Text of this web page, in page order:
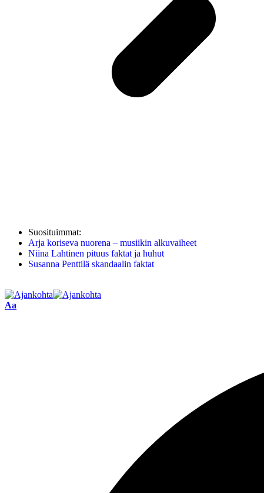
Suosituimmat:
Arja koriseva nuorena – musiikin alkuvaiheet
Niina Lahtinen pituus faktat ja huhut
Susanna Penttilä skandaalin faktat
Aa